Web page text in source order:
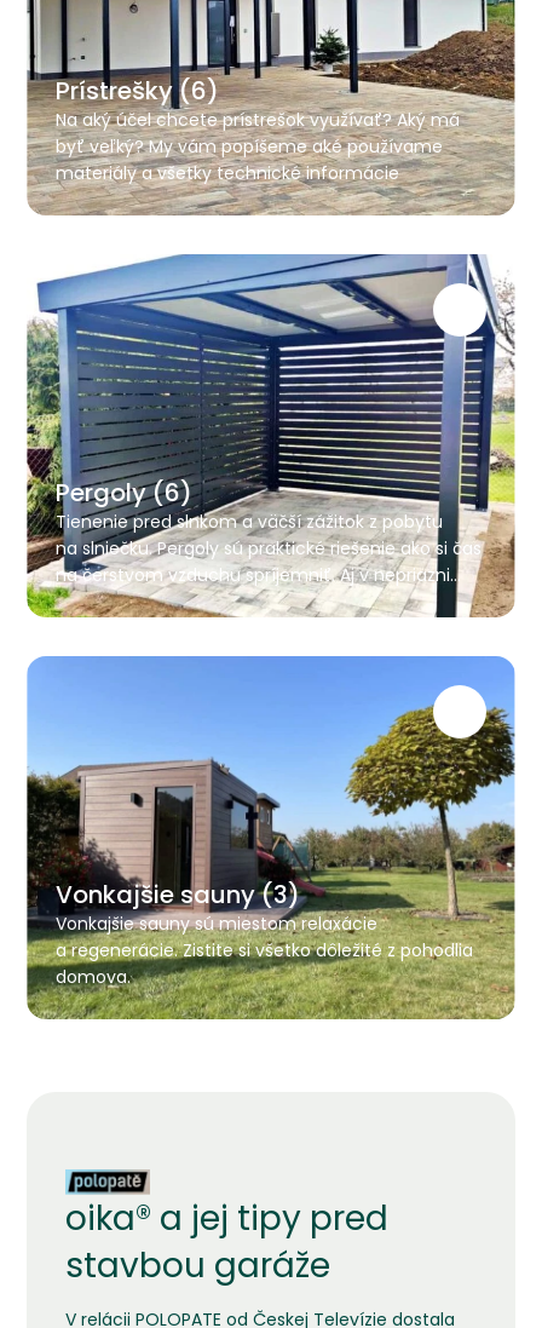
Prístrešky (6)
Na aký účel chcete prístrešok využívať? Aký má
byť veľký? My vám popíšeme aké používame
materiály a všetky technické informácie
Pergoly (6)
Tienenie pred slnkom a väčší zážitok z pobytu
na slniečku. Pergoly sú praktické riešenie ako si čas
na čerstvom vzduchu spríjemniť. Aj v nepriazni
počasia poskytnú ochranu a vy nemusíte kvapne
Vonkajšie sauny (3)
Vonkajšie sauny sú miestom relaxácie
a regenerácie. Zistite si všetko dôležité z pohodlia
domova.
oika® a jej tipy pred
stavbou garáže
V relácii POLOPATE od Českej Televízie dostala